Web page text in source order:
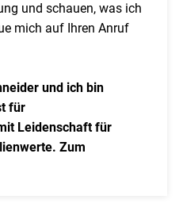
und schauen, was ich
mich auf Ihren Anruf
und ich bin
für
Leidenschaft für
Zum